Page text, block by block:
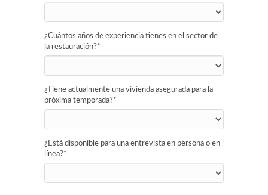
¿Cuántos años de experiencia tienes en el sector de
la restauración?*
¿Tiene actualmente una vivienda asegurada para la
próxima temporada?*
¿Está disponible para una entrevista en persona o en
línea?*